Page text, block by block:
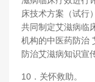
床技术方案（试行
共同制定艾滋病临
机构的中医药防治
防治艾滋病知识宣
10．关怀救助。